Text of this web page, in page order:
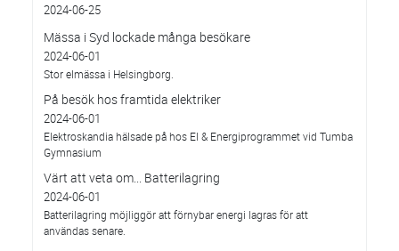
2024-06-25
Mässa i Syd lockade många besökare
2024-06-01
Stor elmässa i Helsingborg.
På besök hos framtida elektriker
2024-06-01
Elektroskandia hälsade på hos El & Energiprogrammet vid Tumba
Gymnasium
Värt att veta om... Batterilagring
2024-06-01
Batterilagring möjliggör att förnybar energi lagras för att
användas senare.